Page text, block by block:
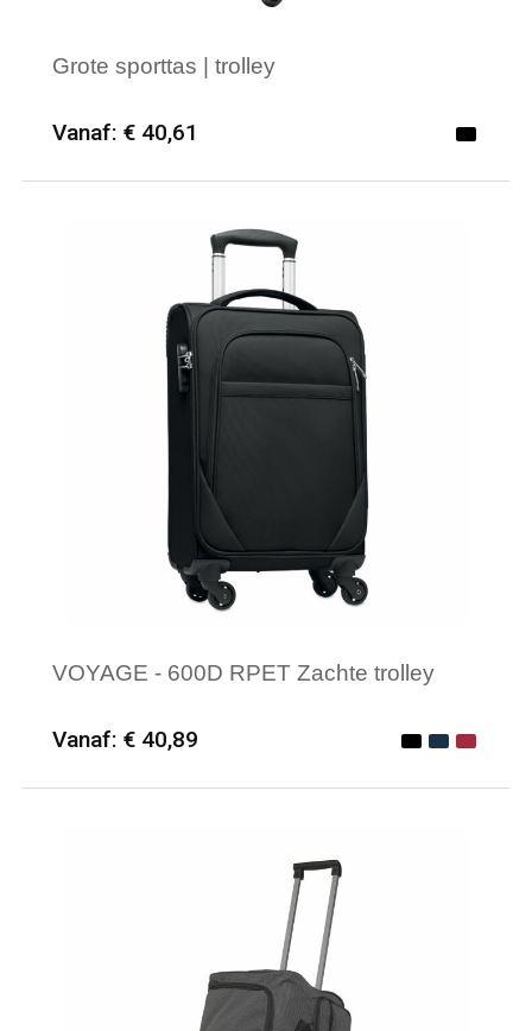
Grote sporttas | trolley
Vanaf: € 40,61
Minimale afname: 6
VOYAGE - 600D RPET Zachte trolley
Vanaf: € 40,89
Minimale afname: 6